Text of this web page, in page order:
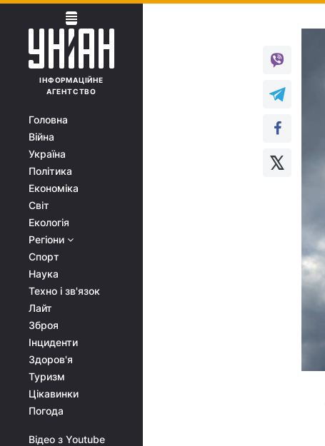
ІНФОРМАЦІЙНЕ
АГЕНТСТВО
Головна
Війна
Україна
Політика
Економіка
Світ
Екологія
Регіони
Спорт
Наука
Техно і зв'язок
Лайт
Зброя
Інциденти
Здоров'я
Туризм
Цікавинки
Погода
Відео з Youtube